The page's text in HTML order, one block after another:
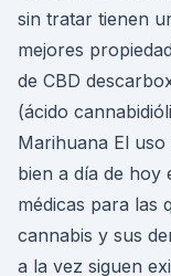
sin tratar tienen
mejores
de CBD
(ácido
Marihuana El
bien a día de hoy
médicas para las
cannabis y sus
a la vez siguen